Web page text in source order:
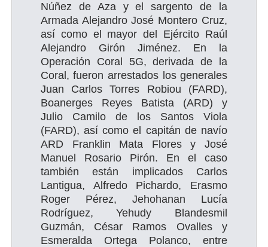
Núñez de Aza y el sargento de la
Armada Alejandro José Montero Cruz,
así como el mayor del Ejército Raúl
Alejandro Girón Jiménez. En la
Operación Coral 5G, derivada de la
Coral, fueron arrestados los generales
Juan Carlos Torres Robiou (FARD),
Boanerges Reyes Batista (ARD) y
Julio Camilo de los Santos Viola
(FARD), así como el capitán de navío
ARD Franklin Mata Flores y José
Manuel Rosario Pirón. En el caso
también están implicados Carlos
Lantigua, Alfredo Pichardo, Erasmo
Roger Pérez, Jehohanan Lucía
Rodríguez, Yehudy Blandesmil
Guzmán, César Ramos Ovalles y
Esmeralda Ortega Polanco, entre